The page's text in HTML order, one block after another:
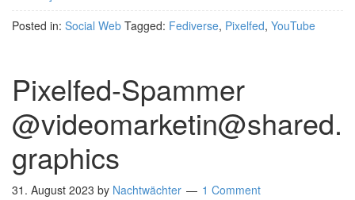
Posted in: Social Web Tagged: Fediverse, Pixelfed, YouTube
Pixelfed-Spammer
@videomarketin@shared.
graphics
31. August 2023 by Nachtwächter 1 Comment